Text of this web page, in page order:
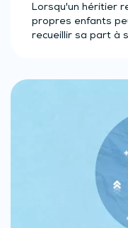
Lorsqu'un héritier
propres enfants
recueillir sa part à